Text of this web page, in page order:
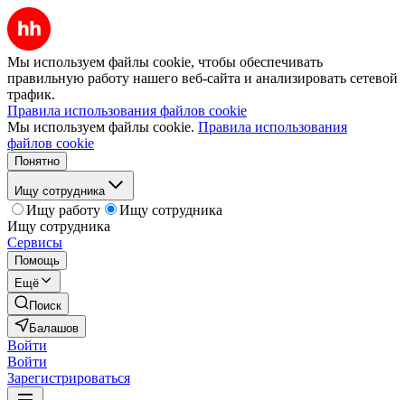
Мы используем файлы cookie, чтобы обеспечивать
правильную работу нашего веб-сайта и анализировать сетевой
трафик.
Правила использования файлов cookie
Мы используем файлы cookie. Правила использования
файлов cookie
Понятно
Ищу сотрудника
Ищу работу
Ищу сотрудника
Ищу сотрудника
Сервисы
Помощь
Ещё
Поиск
Балашов
Войти
Войти
Зарегистрироваться